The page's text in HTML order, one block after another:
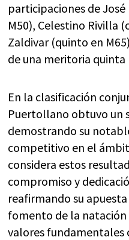
participaciones de
M50), Celestino Rivilla
Zaldivar (quinto en
de una meritoria
En la clasificación
Puertollano obtuvo un
demostrando su
competitivo en el
considera estos
compromiso y
reafirmando su
fomento de la
valores fundamentales